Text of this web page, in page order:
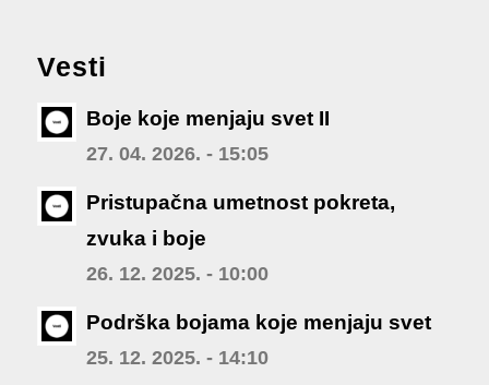
Vesti
Boje koje menjaju svet II
27. 04. 2026. - 15:05
Pristupačna umetnost pokreta,
zvuka i boje
26. 12. 2025. - 10:00
Podrška bojama koje menjaju svet
25. 12. 2025. - 14:10